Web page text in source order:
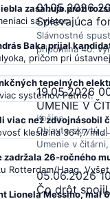
zasahuje proti
sa vietor.
Baka prijal
pričom pri
tepelných
systémov Patriot.
viac než zdvojnásobil
klesla na 364,7 mld.
26-ročného
Rotterdam/Haag.
Lionela Messiho, mal
01.05.2026
Spievajúca
Slávnostné
pripomína 40.
19.05.2026
UMENIE V
Košice
Objavte skrytú
Umenie v
05.06.2026
Čo drôt